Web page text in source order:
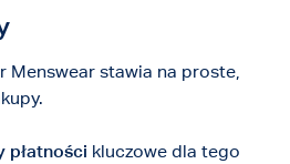
Menswear stawia na proste,
płatności kluczowe dla tego